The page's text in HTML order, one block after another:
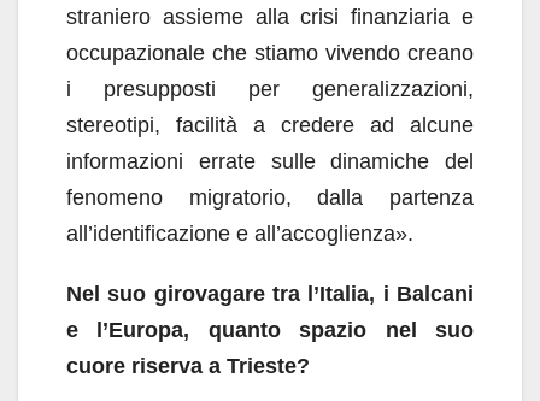
straniero assieme alla crisi finanziaria e
occupazionale che stiamo vivendo creano
i presupposti per generalizzazioni,
stereotipi, facilità a credere ad alcune
informazioni errate sulle dinamiche del
fenomeno migratorio, dalla partenza
all’identificazione e all’accoglienza».
Nel suo girovagare tra l’Italia, i Balcani
e l’Europa, quanto spazio nel suo
cuore riserva a Trieste?